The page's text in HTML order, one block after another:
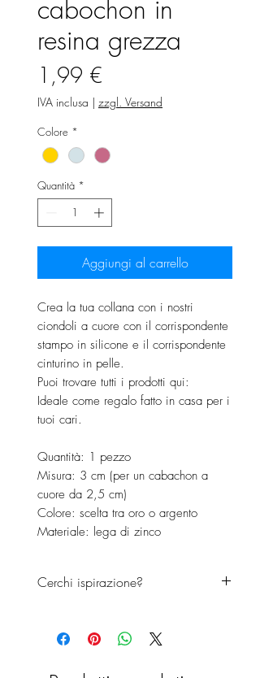
cabochon in
resina grezza
1,99 €
IVA inclusa | zzgl. Versand
Colore *
Quantità *
Aggiungi al carrello
Crea la tua collana con i nostri
ciondoli a cuore con il corrispondente
stampo in silicone e il corrispondente
cinturino in pelle.
Puoi trovare tutti i prodotti qui:
Ideale come regalo fatto in casa per i
tuoi cari.
Quantità: 1 pezzo
Misura: 3 cm (per un cabachon a
cuore da 2,5 cm)
Colore: scelta tra oro o argento
Materiale: lega di zinco
Cerchi ispirazione?
Kreativmanufaktur per trarre
implementare questo progetto.